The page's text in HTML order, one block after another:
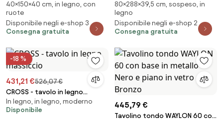
vano a giorno 150x40 cm KYLA
Bianco Lucido
40×150×40 cm, in legno, con
ruote
Disponibile negli e-shop 3
Consegna gratuita
sospesa moderna
L.288xP.39,5xH.80 noce A102
80×288×39,5 cm, sospeso, in
legno
Disponibile negli e-shop 2
Consegna gratuita
-18 %
431,21 €526,07 €
CROSS - tavolo in legno
massiccio
In legno, in legno, moderno
Disponibile
445,79 €
Tavolino tondo WAYLON 60 con